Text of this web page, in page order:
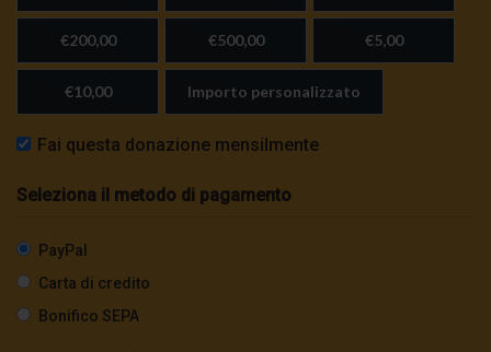
€200,00 €500,00 €5,00
€10,00 Importo personalizzato
Fai questa donazione mensilmente
Seleziona il metodo di pagamento
PayPal
Carta di credito
Bonifico SEPA